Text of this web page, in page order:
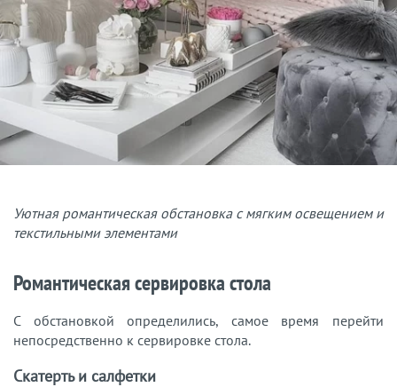
Уютная романтическая обстановка с мягким освещением и
текстильными элементами
Романтическая сервировка стола
С обстановкой определились, самое время перейти
непосредственно к сервировке стола.
Скатерть и салфетки